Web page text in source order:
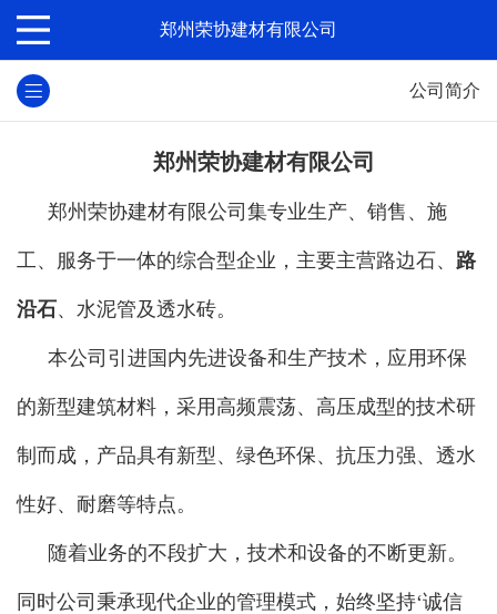
郑州荣协建材有限公司
公司简介
郑州荣协建材有限公司
郑州荣协建材有限公司集专业生产、销售、施
工、服务于一体的综合型企业，主要主营路边石、 路
沿石、水泥管及透水砖。
本公司引进国内先进设备和生产技术，应用环保
的新型建筑材料，采用高频震荡、高压成型的技术研
制而成，产品具有新型、绿色环保、抗压力强、透水
性好、耐磨等特点。
随着业务的不段扩大，技术和设备的不断更新。
同时公司秉承现代企业的管理模式，始终坚持‘诚信